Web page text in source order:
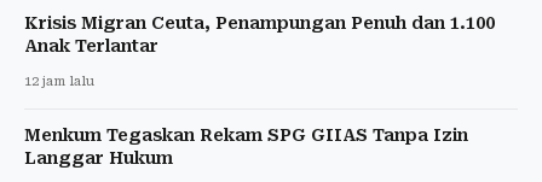
Krisis Migran Ceuta, Penampungan Penuh dan 1.100
Anak Terlantar
12 jam lalu
Menkum Tegaskan Rekam SPG GIIAS Tanpa Izin
Langgar Hukum